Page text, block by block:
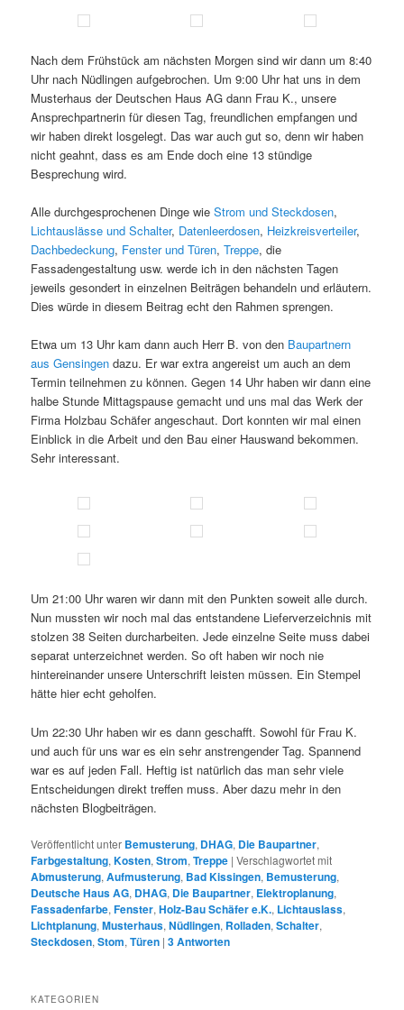
Nach dem Frühstück am nächsten Morgen sind wir dann um 8:40
Uhr nach Nüdlingen aufgebrochen. Um 9:00 Uhr hat uns in dem
Musterhaus der Deutschen Haus AG dann Frau K., unsere
Ansprechpartnerin für diesen Tag, freundlichen empfangen und
wir haben direkt losgelegt. Das war auch gut so, denn wir haben
nicht geahnt, dass es am Ende doch eine 13 stündige
Besprechung wird.
Alle durchgesprochenen Dinge wieStrom und Steckdosen,
Lichtauslässe und Schalter, Datenleerdosen, Heizkreisverteiler,
Dachbedeckung, Fenster und Türen,Treppe, die
Fassadengestaltung usw. werde ich in den nächsten Tagen
jeweils gesondert in einzelnen Beiträgen behandeln und erläutern.
Dies würde in diesem Beitrag echt den Rahmen sprengen.
Etwa um 13 Uhr kam dann auch Herr B. von den Baupartnern
aus Gensingen dazu. Er war extra angereist um auch an dem
Termin teilnehmen zu können. Gegen 14 Uhr haben wir dann eine
halbe Stunde Mittagspause gemacht und uns mal das Werk der
Firma Holzbau Schäfer angeschaut. Dort konnten wir mal einen
Einblick in die Arbeit und den Bau einer Hauswand bekommen.
Sehr interessant.
Um 21:00 Uhr waren wir dann mit den Punkten soweit alle durch.
Nun mussten wir noch mal das entstandene Lieferverzeichnis mit
stolzen 38 Seiten durcharbeiten. Jede einzelne Seite muss dabei
separat unterzeichnet werden. So oft haben wir noch nie
hintereinander unsere Unterschrift leisten müssen. Ein Stempel
hätte hier echt geholfen.
Um 22:30 Uhr haben wir es dann geschafft. Sowohl für Frau K.
und auch für uns war es ein sehr anstrengender Tag. Spannend
war es auf jeden Fall. Heftig ist natürlich das man sehr viele
Entscheidungen direkt treffen muss. Aber dazu mehr in den
nächsten Blogbeiträgen.
Veröffentlicht unter Bemusterung, DHAG, Die Baupartner,
Farbgestaltung,Kosten,Strom,Treppe |Verschlagwortet mit
Abmusterung,Aufmusterung, Bad Kissingen, Bemusterung,
Deutsche Haus AG, DHAG, Die Baupartner, Elektroplanung,
Fassadenfarbe,Fenster,Holz-Bau Schäfer e.K., Lichtauslass,
Lichtplanung,Musterhaus,Nüdlingen, Rolladen,Schalter,
Steckdosen,Stom,Türen |3Antworten
KATEGORIEN